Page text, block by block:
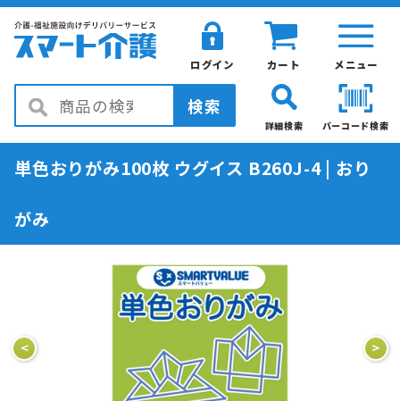
メニュー
カート
ログイン
検索
バーコード検索
詳細検索
単色おりがみ100枚 ウグイス B260J-4 | おり
がみ
< >